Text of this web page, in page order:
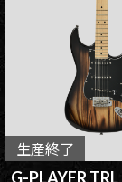
生産終了
G-PLAYER TRL